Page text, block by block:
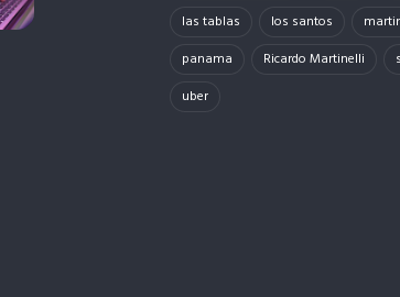
las tablas
los santos
panama
Ricardo Martinelli
uber